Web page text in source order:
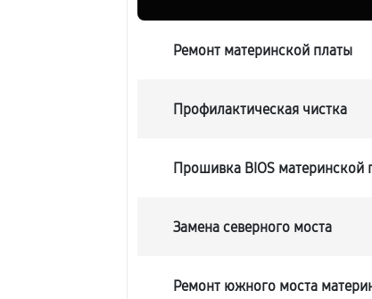
Ремонт материнской платы
Профилактическая чистка
Прошивка BIOS материнской
Замена северного моста
Ремонт южного моста